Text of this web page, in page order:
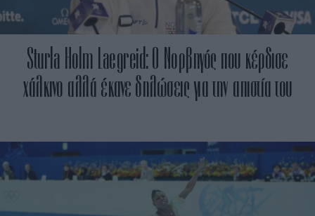
Sturla Holm Laegreid: Ο Νορβηγός που κέρδισε
χάλκινο αλλά έκανε δηλώσεις για την απιστία του